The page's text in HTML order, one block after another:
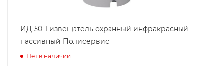
ИД-50-1 извещатель охранный инфракрасный
пассивный Полисервис
Нет в наличии